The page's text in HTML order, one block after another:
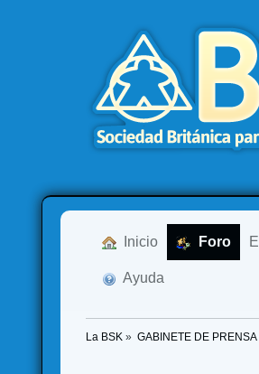
Inicio Foro
Ayuda
La BSK » GABINETE DE PRENSA